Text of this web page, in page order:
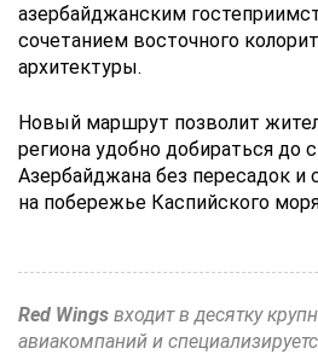
азербайджанским
сочетанием восточного
архитектуры.
Новый маршрут позволит
региона удобно добираться до
Азербайджана без пересадок и
на побережье Каспийского
Red Wings входит в десятку
авиакомпаний и